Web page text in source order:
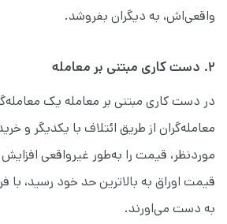
واقعی‌‌اش، به دیگران بفروشد.
۲. دست کاری مبتنی بر معامله
در دست‌ کاری مبتنی بر معامله یک
معامله‌گران از طریق ائتلاف با یکدیگر و
موردنظر، قیمت را به‌طور غیرواقعی
قیمت اوراق به بالاترین حد خود رسید،
به دست می‌اورند.